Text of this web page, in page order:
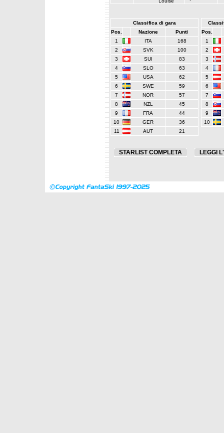
Classifica di gara
Pos.
Nazione
Punti
1
ITA
168
2
SVK
100
3
SUI
83
4
SLO
63
5
USA
62
6
SWE
59
7
NOR
57
8
NZL
45
9
FRA
44
10
GER
36
11
AUT 21
Pos.
1
2
3
4
5
6
7
8
9
10
STARLIST COMPLETA LEGGI